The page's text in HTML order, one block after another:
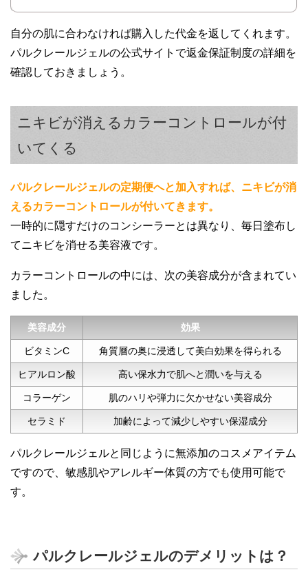
自分の肌に合わなければ購入した代金を返してくれます。
パルクレールジェルの公式サイトで返金保証制度の詳細を
確認しておきましょう。
ニキビが消えるカラーコントロールが付
いてくる
パルクレールジェルの定期便へと加入すれば、ニキビが消
えるカラーコントロールが付いてきます。
一時的に隠すだけのコンシーラーとは異なり、毎日塗布し
てニキビを消せる美容液です。
カラーコントロールの中には、次の美容成分が含まれてい
ました。
美容成分 効果
ビタミンC 角質層の奥に浸透して美白効果を得られる
ヒアルロン酸 高い保水力で肌へと潤いを与える
コラーゲン 肌のハリや弾力に欠かせない美容成分
セラミド 加齢によって減少しやすい保湿成分
パルクレールジェルと同じように無添加のコスメアイテム
ですので、敏感肌やアレルギー体質の方でも使用可能で
す。
パルクレールジェルのデメリットは？